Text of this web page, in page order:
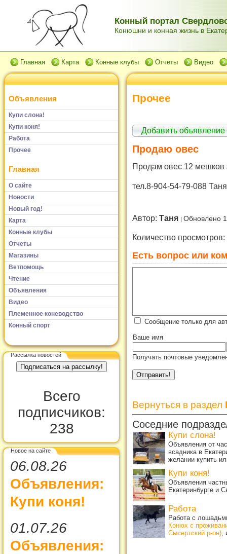
Конный портал
Конюшни и конная жизнь в
Главная Карта Конные клубы Отчеты Видео
Объявления
Купи слона!
Купи коня!
Работа
Прочее
Главная
О сайте
Новости
Новый год!
Карта
Конные клубы
Отчеты
Магазины
Ветпомощь
Чтение
Объявления
Видео
Племенное коневодство
Конный спорт
Рассылка новостей
Всего
подписчиков:
238
Новое на сайте
06.08.26
Объявления:
Купи коня!
01.07.26
Объявления:
Прочее
Добавить объявление
Продаю овес
Продам овес 12 мешков
тел.8-904-54-79-088 Таня
Автор: Таня Обновлено
Количество просмотров:
Есть вопрос или
Сообщение только для
Ваше имя
Получать почтовые
Вернуться в раздел
Соседние
Купи слона!
Объявления от
всадника в
желании купить
Купи коня!
Объявления
Екатеринбурге и
Работа
Работа с
Конюх с
Сысертский р-он)